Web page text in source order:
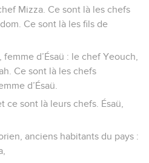
Mizza. Ce sont là les chefs
Ce sont là les fils de
d’Ésaü : le chef Yeouch,
Ce sont là les chefs
d’Ésaü.
ce sont là leurs chefs. Ésaü,
anciens habitants du pays :